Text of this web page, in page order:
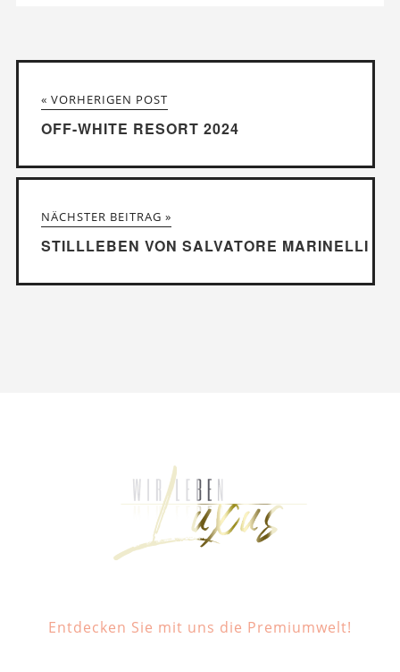
« VORHERIGEN POST
OFF-WHITE RESORT 2024
NÄCHSTER BEITRAG »
STILLLEBEN VON SALVATORE MARINELLI
Entdecken Sie mit uns die Premiumwelt!